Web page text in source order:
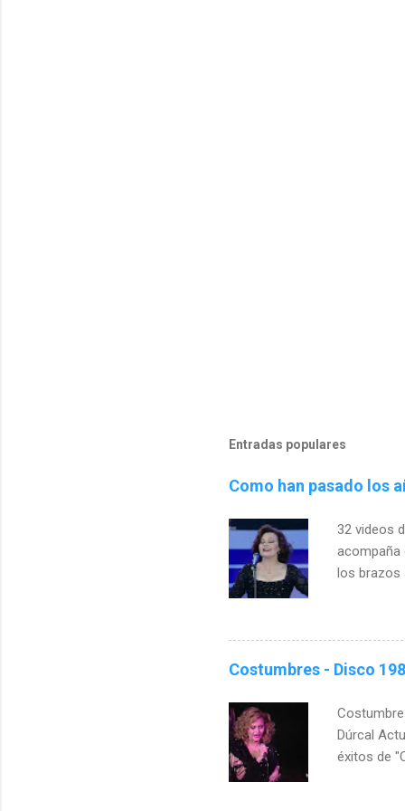
Entradas populares
Como han pasado los
32 videos
acompaña
los brazos
antes de
porque
canción
Costumbres - Disco
Dúrcal
éxitos de